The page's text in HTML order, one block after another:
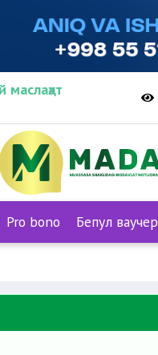
маслаҳат
Pro bono Бепул ваучер